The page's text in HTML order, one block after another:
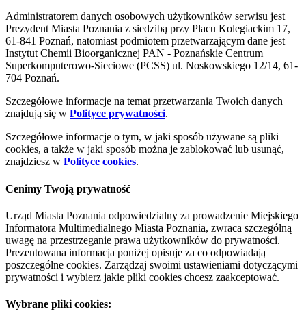
Administratorem danych osobowych użytkowników serwisu jest
Prezydent Miasta Poznania z siedzibą przy Placu Kolegiackim 17,
61-841 Poznań, natomiast podmiotem przetwarzającym dane jest
Instytut Chemii Bioorganicznej PAN - Poznańskie Centrum
Superkomputerowo-Sieciowe (PCSS) ul. Noskowskiego 12/14, 61-
704 Poznań.
Szczegółowe informacje na temat przetwarzania Twoich danych
znajdują się w Polityce prywatności.
Szczegółowe informacje o tym, w jaki sposób używane są pliki
cookies, a także w jaki sposób można je zablokować lub usunąć,
znajdziesz w Polityce cookies.
Cenimy Twoją prywatność
Urząd Miasta Poznania odpowiedzialny za prowadzenie Miejskiego
Informatora Multimedialnego Miasta Poznania, zwraca szczególną
uwagę na przestrzeganie prawa użytkowników do prywatności.
Prezentowana informacja poniżej opisuje za co odpowiadają
poszczególne cookies. Zarządzaj swoimi ustawieniami dotyczącymi
prywatności i wybierz jakie pliki cookies chcesz zaakceptować.
Wybrane pliki cookies: